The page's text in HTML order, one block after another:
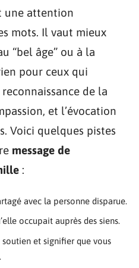
une attention
mots. Il vaut mieux
“bel âge” ou à la
pour ceux qui
de la
et l’évocation
Voici quelques pistes
message de
:
avec la personne disparue.
occupait auprès des siens.
et signifier que vous